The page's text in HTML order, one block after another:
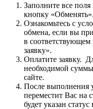
Заполните все
кнопку «Обменять».
Ознакомьтесь с
обмена, если вы
в
заявку».
Оплатите заявку.
необходимой
сайте.
После выполнения
переместит Вас на
будет указан